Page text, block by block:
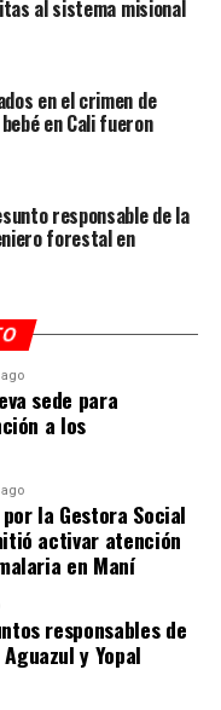
al sistema misional
en el crimen de
en Cali fueron
responsable de la
forestal en
sede para
a los
la Gestora Social
activar atención
en Maní
responsables de
y Yopal